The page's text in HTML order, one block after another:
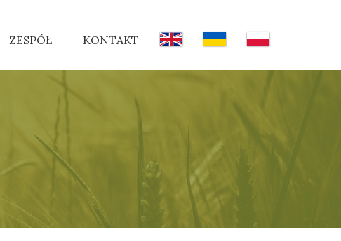
ZESPÓŁ KONTAKT